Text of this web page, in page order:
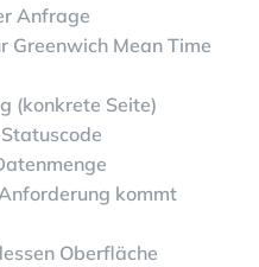
Anfrage
Greenwich Mean Time
(konkrete Seite)
kommt
Oberfläche